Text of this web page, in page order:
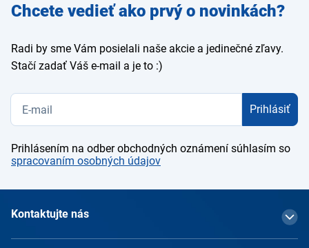
Zadajte
e-mail
Chcete vedieť ako prvý o novinkách?
Radi by sme Vám posielali naše akcie a jedinečné zľavy.
Stačí zadať Váš e-mail a je to :)
Prihlásiť
Prihlásením na odber obchodných oznámení súhlasím so
spracovaním osobných údajov
Kontaktujte nás